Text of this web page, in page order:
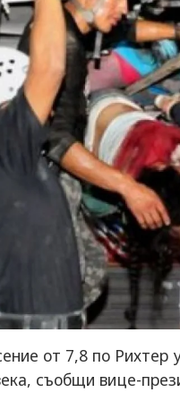
от 7,8 по Рихтер
съобщи вице-